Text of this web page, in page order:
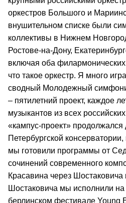
оркестров Большого и
внушительном списке были
коллективы в Нижнем
Ростове-на-Дону,
включая оба
что такое оркестр. Я много
сводный Молодежный
– пятилетний проект, каждое
музыкантов из всех
«кампус-проект» продолжался
Петербургской
мы готовили программы от
сочинений современного
Красавина через
Шостаковича мы исполнили
берлинском фестивале Young